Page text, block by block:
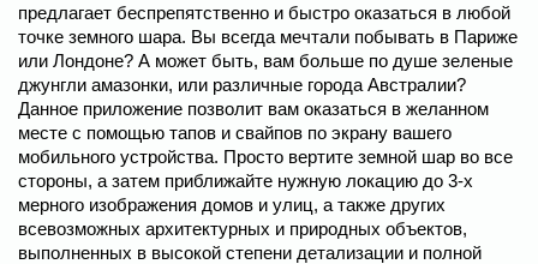
предлагает беспрепятственно и быстро оказаться в любой
точке земного шара. Вы всегда мечтали побывать в Париже
или Лондоне? А может быть, вам больше по душе зеленые
джунгли амазонки, или различные города Австралии?
Данное приложение позволит вам оказаться в желанном
месте с помощью тапов и свайпов по экрану вашего
мобильного устройства. Просто вертите земной шар во все
стороны, а затем приближайте нужную локацию до 3-х
мерного изображения домов и улиц, а также других
всевозможных архитектурных и природных объектов,
выполненных в высокой степени детализации и полной